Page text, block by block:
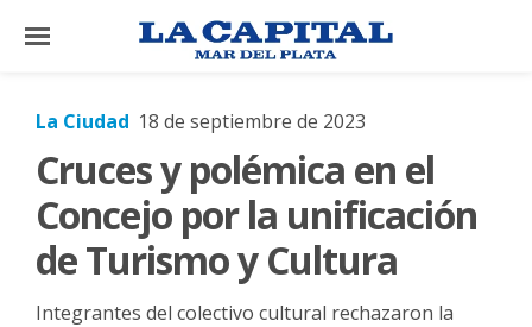
×
El
País
El
Mundo
La
La Ciudad 18 de septiembre de 2023
Cruces y polémica en el
Concejo por la unificación
de Turismo y Cultura
Integrantes del colectivo cultural rechazaron la